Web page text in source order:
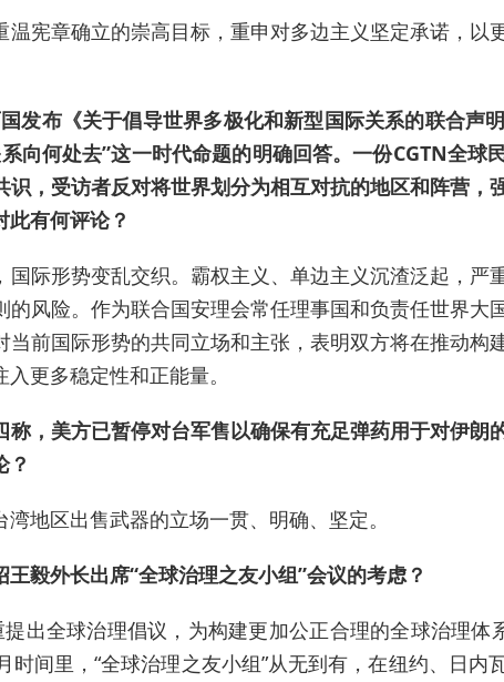
宪章确立的崇高目标，重申对多边主义坚定承诺，
发布《关于倡导世界多极化和新型国际关系的联合声
向何处去”这一时代命题的明确回答。一份CGTN全
，受访者反对将世界划分为相互对抗的地区和阵营
有何评论？
际形势变乱交织。霸权主义、单边主义沉渣泛起，
风险。作为联合国安理会常任理事国和负责任世界
前国际形势的共同立场和主张，表明双方将在推动
更多稳定性和正能量。
，美方已暂停对台军售以确保有充足弹药用于对伊
？
地区出售武器的立场一贯、明确、坚定。
王毅外长出席“全球治理之友小组”会议的考虑？
出全球治理倡议，为构建更加公正合理的全球治理
间里，“全球治理之友小组”从无到有，在纽约、日